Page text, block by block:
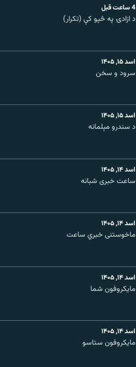
4 ساعت قبل
د ازادۍ په څپو کې (تکرار)
اسد ۱۵, ۱۴۰۵
سرود و سخن
اسد ۱۵, ۱۴۰۵
د سندرو مېلمانه
اسد ۱۴, ۱۴۰۵
ساعت خبری شبانه
اسد ۱۴, ۱۴۰۵
ماخوستنی خبري ساعت
اسد ۱۴, ۱۴۰۵
مایکروفون شما
اسد ۱۴, ۱۴۰۵
مایکروفون ستاسو